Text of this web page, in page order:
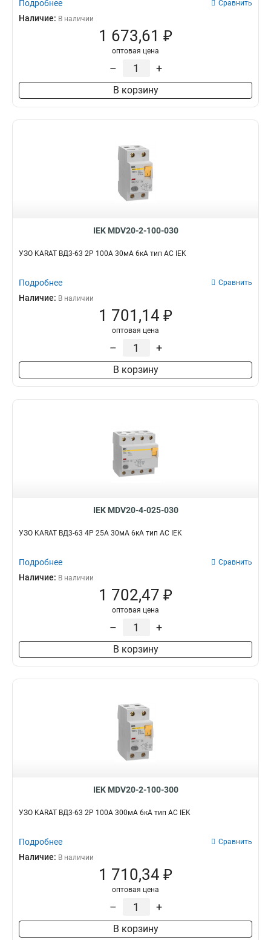
Подробнее Сравнить
Наличие: В наличии
1 673,61 ₽
оптовая цена
– +
В корзину
IEK MDV20-2-100-030
УЗО KARAT ВД3-63 2P 100А 30мА 6кА тип AC IEK
Подробнее Сравнить
Наличие: В наличии
1 701,14 ₽
оптовая цена
– +
В корзину
IEK MDV20-4-025-030
УЗО KARAT ВД3-63 4P 25А 30мА 6кА тип AC IEK
Подробнее Сравнить
Наличие: В наличии
1 702,47 ₽
оптовая цена
– +
В корзину
IEK MDV20-2-100-300
УЗО KARAT ВД3-63 2P 100А 300мА 6кА тип AC IEK
Подробнее Сравнить
Наличие: В наличии
1 710,34 ₽
оптовая цена
– +
В корзину